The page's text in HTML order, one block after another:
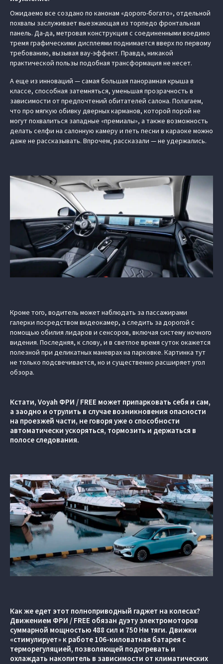
Ожидаемо все создано по канонам «дорого-богато», отдельной
похвалы заслуживает выезжающая из торпедо фронтальная
панель. Да-да, метровая конструкция с соединенными воедино
тремя графическими дисплеями поднимается вверх по первому
требованию, вызывая вау-эффект. Правда, никакой
практической пользы подобная трансформация не несет.
А еще из инноваций — самая большая панорамная крыша в
классе, способная затемняться, уменьшая прозрачность в
зависимости от предпочтений обитателей салона. Полагаем,
что про мягкую обивку дверных карманов, которой порой не
могут похвалиться западные «премиалы», а также возможность
делать селфи на салонную камеру и петь песни в караоке можно
даже не рассказывать. Впрочем, рассказали — не удержались.
Кроме того, водитель может наблюдать за пассажирами
галерки посредством видеокамер, а следить за дорогой с
помощью обилия лидаров и сенсоров, включая систему ночного
видения. Последняя, к слову, и в светлое время суток окажется
полезной при деликатных маневрах на парковке. Картинка тут
не только подсвечивается, но и существенно расширяет угол
обзора.
Кстати, Voyah ФРИ / FREE может припарковать себя и сам,
а заодно и отрулить в случае возникновения опасности
на проезжей части, не говоря уже о способности
автоматически ускоряться, тормозить и держаться в
полосе следования.
Как же едет этот полноприводный гаджет на колесах?
Движением ФРИ / FREE обязан дуэту электромоторов
суммарной мощностью 488 сил и 750 Нм тяги. Движки
«стимулирует» к работе 106-киловатная батарея с
терморегуляцией, позволяющей подогревать и
охлаждать накопитель в зависимости от климатических